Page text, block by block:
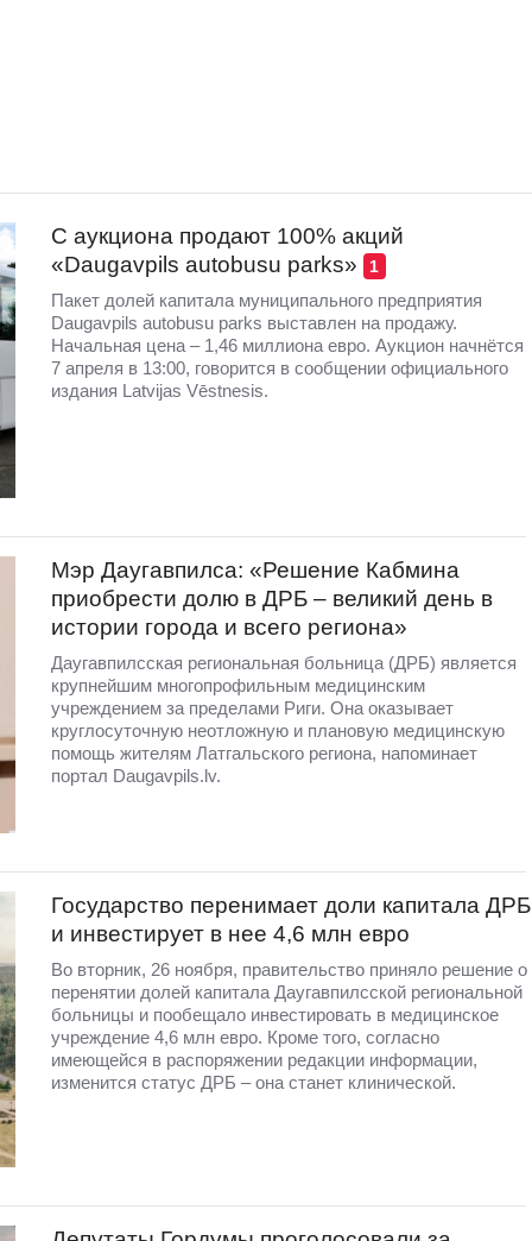
С аукциона продают 100% акций
«Daugavpils autobusu parks»
1
Пакет долей капитала муниципального предприятия
Daugavpils autobusu parks выставлен на продажу.
Начальная цена – 1,46 миллиона евро. Аукцион начнётся
7 апреля в 13:00, говорится в сообщении официального
издания Latvijas Vēstnesis.
Мэр Даугавпилса: «Решение Кабмина
приобрести долю в ДРБ – великий день в
истории города и всего региона»
Даугавпилсская региональная больница (ДРБ) является
крупнейшим многопрофильным медицинским
учреждением за пределами Риги. Она оказывает
круглосуточную неотложную и плановую медицинскую
помощь жителям Латгальского региона, напоминает
портал Daugavpils.lv.
Государство перенимает доли капитала ДРБ
и инвестирует в нее 4,6 млн евро
Во вторник, 26 ноября, правительство приняло решение о
перенятии долей капитала Даугавпилсской региональной
больницы и пообещало инвестировать в медицинское
учреждение 4,6 млн евро. Кроме того, согласно
имеющейся в распоряжении редакции информации,
изменится статус ДРБ – она станет клинической.